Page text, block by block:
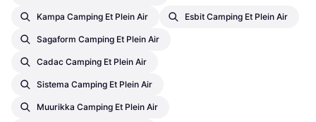
Kampa Camping Et Plein Air Esbit Camping Et Plein Air
Sagaform Camping Et Plein Air
Cadac Camping Et Plein Air
Sistema Camping Et Plein Air
Muurikka Camping Et Plein Air